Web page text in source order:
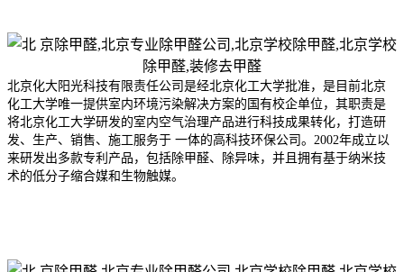
北京化大阳光科技有限责任公司是经北京化工大学批准，是目前北京
化工大学唯一提供室内环境污染解决方案的国有校企单位，其职责是
将北京化工大学研发的室内空气治理产品进行科技成果转化，打造研
发、生产、销售、施工服务于 一体的高科技环保公司。2002年成立以
来研发出多款专利产品，包括除甲醛、除异味，并且拥有基于纳米技
术的低分子缩合媒和生物触媒。